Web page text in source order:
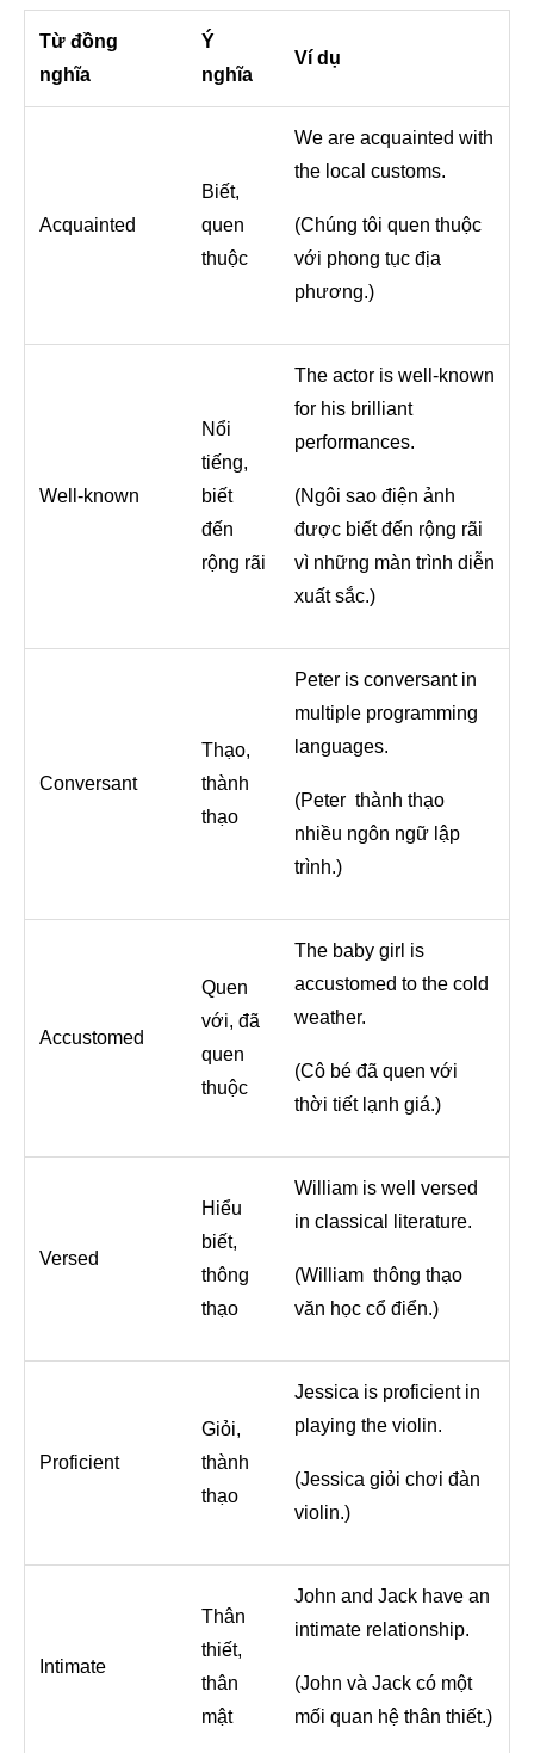
Từ đồng
nghĩa
Ý
nghĩa
Ví dụ
Acquainted
Biết,
quen
thuộc
We are acquainted with
the local customs.
(Chúng tôi quen thuộc
với phong tục địa
phương.)
Well-known
Nổi
tiếng,
biết
đến
rộng rãi
The actor is well-known
for his brilliant
performances.
(Ngôi sao điện ảnh
được biết đến rộng rãi
vì những màn trình diễn
xuất sắc.)
Conversant
Thạo,
thành
thạo
Peter is conversant in
multiple programming
languages.
(Peter thành thạo
nhiều ngôn ngữ lập
trình.)
Accustomed
Quen
với, đã
quen
thuộc
The baby girl is
accustomed to the cold
weather.
(Cô bé đã quen với
thời tiết lạnh giá.)
Versed
Hiểu
biết,
thông
thạo
William is well versed
in classical literature.
(William thông thạo
văn học cổ điển.)
Proficient
Giỏi,
thành
thạo
Jessica is proficient in
playing the violin.
(Jessica giỏi chơi đàn
violin.)
Intimate
Thân
thiết,
thân
mật
John and Jack have an
intimate relationship.
(John và Jack có một
mối quan hệ thân thiết.)